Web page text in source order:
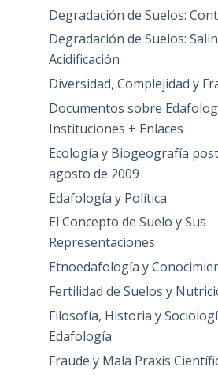
Degradación de Suelos:
Degradación de Suelos:
Acidificación
Diversidad, Complejidad y
Documentos sobre
Instituciones + Enlaces
Ecología y Biogeografía
agosto de 2009
Edafología y Política
El Concepto de Suelo y Sus
Representaciones
Etnoedafología y
Fertilidad de Suelos y
Filosofía, Historia y
Edafología
Fraude y Mala Praxis